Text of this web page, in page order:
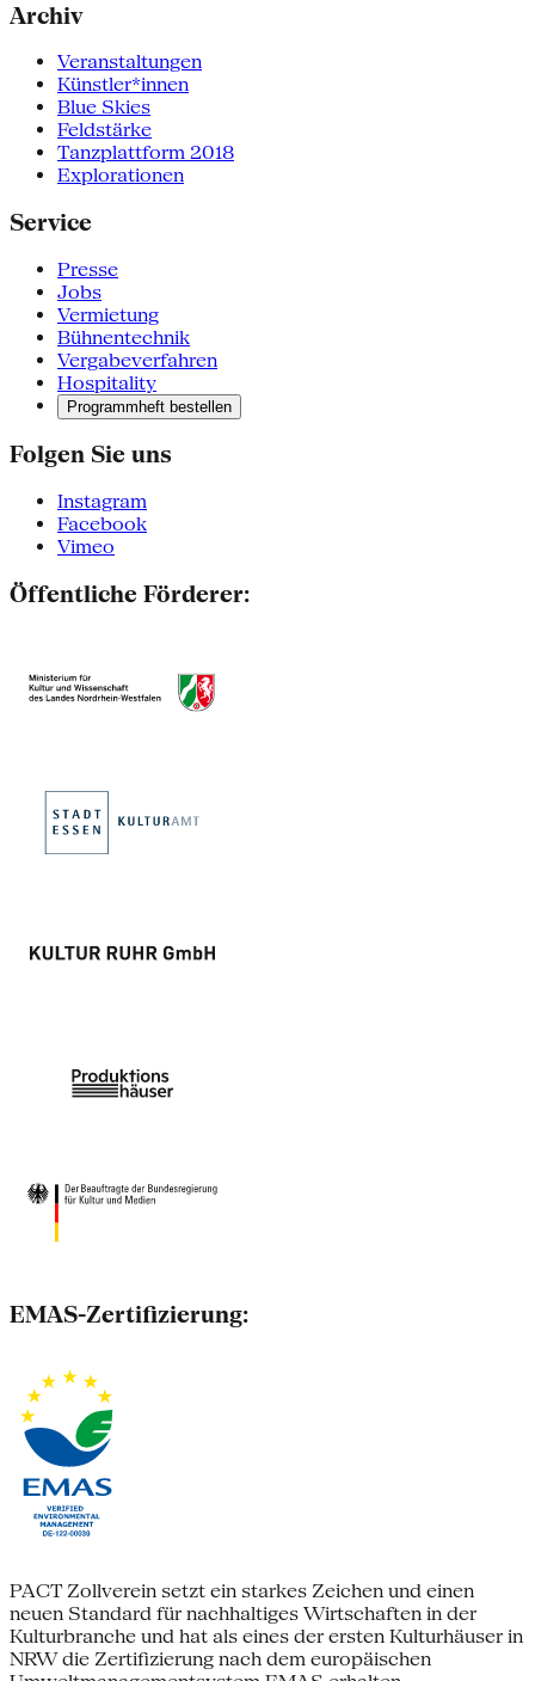
Archiv
Veranstaltungen
Künstler*innen
Blue Skies
Feldstärke
Tanzplattform 2018
Explorationen
Service
Presse
Jobs
Vermietung
Bühnentechnik
Vergabeverfahren
Hospitality
Programmheft bestellen
Folgen Sie uns
Instagram
Facebook
Vimeo
Öffentliche Förderer:
EMAS-Zertifizierung:
PACT Zollverein setzt ein starkes Zeichen und einen
neuen Standard für nachhaltiges Wirtschaften in der
Kulturbranche und hat als eines der ersten Kulturhäuser in
NRW die Zertifizierung nach dem europäischen